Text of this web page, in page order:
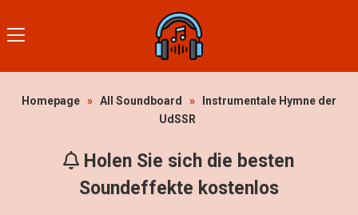
Homepage » All Soundboard »
Instrumentale Hymne der
UdSSR
Holen Sie sich die besten
Soundeffekte kostenlos